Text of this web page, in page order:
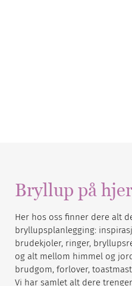
Bryllup på
Her hos oss finner dere alt
bryllupsplanlegging:
brudekjoler, ringer,
og alt mellom himmel og
brudgom, forlover,
Vi har samlet alt dere